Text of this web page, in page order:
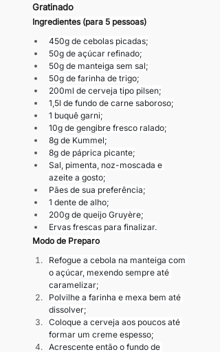
Gratinado
Ingredientes (para 5 pessoas)
450g de cebolas picadas;
50g de açúcar refinado;
50g de manteiga sem sal;
50g de farinha de trigo;
200ml de cerveja tipo pilsen;
1,5l de fundo de carne saboroso;
1 buquê garni;
10g de gengibre fresco ralado;
8g de Kummel;
8g de páprica picante;
Sal, pimenta, noz-moscada e
azeite a gosto;
Pães de sua preferência;
1 dente de alho;
200g de queijo Gruyère;
Ervas frescas para finalizar.
Modo de Preparo
Refogue a cebola na manteiga com
o açúcar, mexendo sempre até
caramelizar;
Polvilhe a farinha e mexa bem até
dissolver;
Coloque a cerveja aos poucos até
formar um creme espesso;
Acrescente então o fundo de